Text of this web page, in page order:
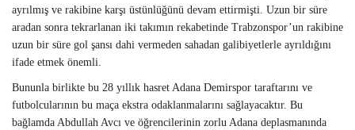
ayrılmış ve rakibine karşı üstünlüğünü devam ettirmişti. Uzun bir süre
aradan sonra tekrarlanan iki takımın rekabetinde Trabzonspor’un rakibine
uzun bir süre gol şansı dahi vermeden sahadan galibiyetlerle ayrıldığını
ifade etmek önemli.
Bununla birlikte bu 28 yıllık hasret Adana Demirspor taraftarını ve
futbolcularının bu maça ekstra odaklanmalarını sağlayacaktır. Bu
bağlamda Abdullah Avcı ve öğrencilerinin zorlu Adana deplasmanında